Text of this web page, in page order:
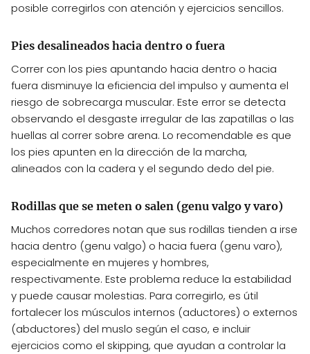
posible corregirlos con atención y ejercicios sencillos.
Pies desalineados hacia dentro o fuera
Correr con los pies apuntando hacia dentro o hacia
fuera disminuye la eficiencia del impulso y aumenta el
riesgo de sobrecarga muscular. Este error se detecta
observando el desgaste irregular de las zapatillas o las
huellas al correr sobre arena. Lo recomendable es que
los pies apunten en la dirección de la marcha,
alineados con la cadera y el segundo dedo del pie.
Rodillas que se meten o salen (genu valgo y varo)
Muchos corredores notan que sus rodillas tienden a irse
hacia dentro (genu valgo) o hacia fuera (genu varo),
especialmente en mujeres y hombres,
respectivamente. Este problema reduce la estabilidad
y puede causar molestias. Para corregirlo, es útil
fortalecer los músculos internos (aductores) o externos
(abductores) del muslo según el caso, e incluir
ejercicios como el skipping, que ayudan a controlar la